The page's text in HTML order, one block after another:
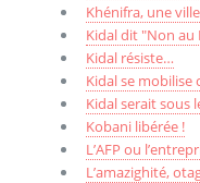
Khénifra, une
Kidal dit "Non au
Kidal résiste…
Kidal se mobilise
Kidal serait sous
Kobani libérée !
L’AFP ou
L’amazighité,